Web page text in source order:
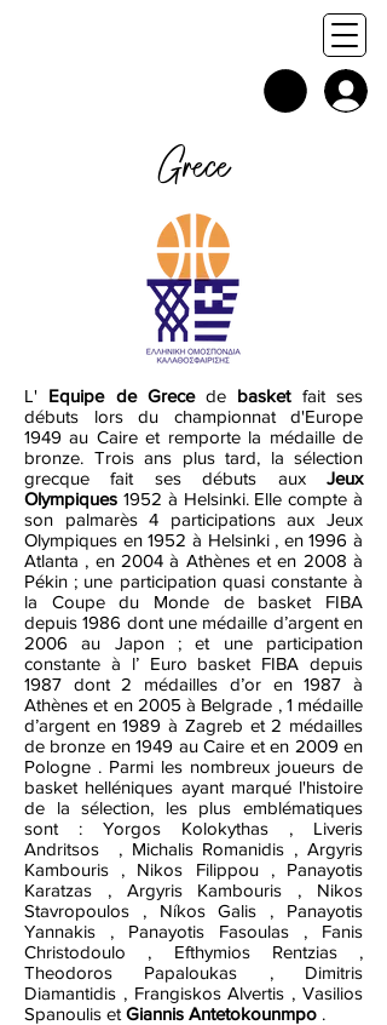
Grece
L' Equipe de Grecede basketfait ses
débuts lors du championnat d'Europe
1949 au Caire et remporte la médaille de
bronze. Trois ans plus tard, la sélection
grecque fait ses débuts aux Jeux
Olympiques 1952 à Helsinki. Elle compte à
son palmarès 4 participations aux Jeux
Olympiques en 1952 à Helsinki , en 1996 à
Atlanta , en 2004 à Athènes et en 2008 à
Pékin ; une participation quasi constante à
la Coupe du Monde de basket FIBA
depuis 1986 dont une médaille d’argent en
2006 au Japon ; et une participation
constante à l’ Euro basket FIBA depuis
1987 dont 2 médailles d’or en 1987 à
Athènes et en 2005 à Belgrade , 1 médaille
d’argent en 1989 à Zagreb et 2 médailles
de bronze en 1949 au Caire et en 2009 en
Pologne . Parmi les nombreux joueurs de
basket helléniques ayant marqué l'histoire
de la sélection, les plus emblématiques
sont : Yorgos Kolokythas , Liveris
Andritsos , Michalis Romanidis , Argyris
Kambouris , Nikos Filippou , Panayotis
Karatzas , Argyris Kambouris , Nikos
Stavropoulos , Níkos Galis , Panayotis
Yannakis , Panayotis Fasoulas , Fanis
Christodoulo , Efthymios Rentzias ,
Theodoros Papaloukas , Dimitris
Diamantidis , Frangiskos Alvertis , Vasilios
Spanoulis et Giannis Antetokounmpo .